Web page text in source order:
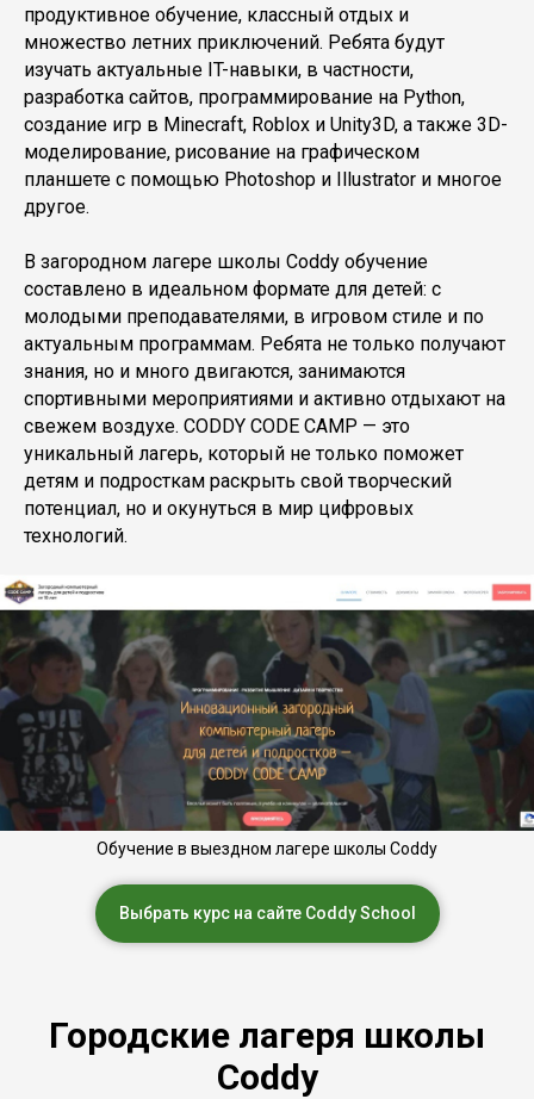
продуктивное обучение, классный отдых и
множество летних приключений. Ребята будут
изучать актуальные IT-навыки, в частности,
разработка сайтов, программирование на Python,
создание игр в Minecraft, Roblox и Unity3D, а также 3D-
моделирование, рисование на графическом
планшете с помощью Photoshop и Illustrator и многое
другое.
В загородном лагере школы Coddy обучение
составлено в идеальном формате для детей: с
молодыми преподавателями, в игровом стиле и по
актуальным программам. Ребята не только получают
знания, но и много двигаются, занимаются
спортивными мероприятиями и активно отдыхают на
свежем воздухе. CODDY CODE CAMP — это
уникальный лагерь, который не только поможет
детям и подросткам раскрыть свой творческий
потенциал, но и окунуться в мир цифровых
технологий.
Обучение в выездном лагере школы Coddy
Выбрать курс на сайте Coddy School
Городские лагеря школы
Coddy